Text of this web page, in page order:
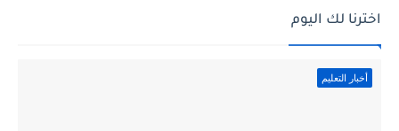
اخترنا لك اليوم
أخبار التعليم